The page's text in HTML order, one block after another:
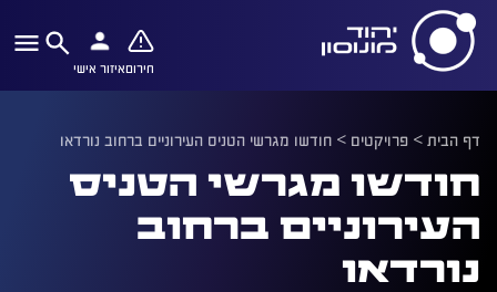
חירוםאיזור אישי
דף הבית> פרויקטים > חודשו מגרשי הטניס העירוניים ברחוב נורדאו
חודשו מגרשי הטניס
העירוניים ברחוב
נורדאו